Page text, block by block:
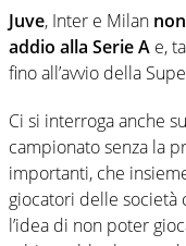
Juve, Inter e Milan
addio alla Serie A e,
fino all’avvio della
Ci si interroga anche
campionato senza la
importanti, che
giocatori delle
l’idea di non poter